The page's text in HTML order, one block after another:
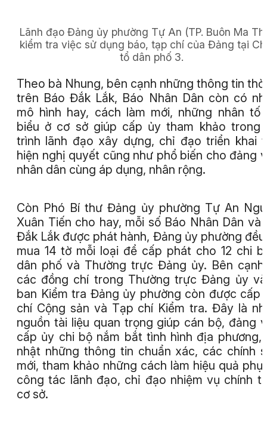
Lãnh đạo Đảng ủy phường Tự An (TP. Buôn Ma
kiểm tra việc sử dụng báo, tạp chí của Đảng tại
tổ dân phố 3.
Theo bà Nhung, bên cạnh những thông tin
trên Báo Đắk Lắk, Báo Nhân Dân còn có
mô hình hay, cách làm mới, những nhân tố
biểu ở cơ sở giúp cấp ủy tham khảo trong
trình lãnh đạo xây dựng, chỉ đạo triển khai
hiện nghị quyết cũng như phổ biến cho đảng
nhân dân cùng áp dụng, nhân rộng.
Còn Phó Bí thư Đảng ủy phường Tự An
Xuân Tiến cho hay, mỗi số Báo Nhân Dân và
Đắk Lắk được phát hành, Đảng ủy phường
mua 14 tờ mỗi loại để cấp phát cho 12 chi
dân phố và Thường trực Đảng ủy. Bên
các đồng chí trong Thường trực Đảng ủy
ban Kiểm tra Đảng ủy phường còn được cấp
chí Cộng sản và Tạp chí Kiểm tra. Đây là
nguồn tài liệu quan trọng giúp cán bộ, đảng
cấp ủy chi bộ nắm bắt tình hình địa phương,
nhật những thông tin chuẩn xác, các chính
mới, tham khảo những cách làm hiệu quả
công tác lãnh đạo, chỉ đạo nhiệm vụ chính
cơ sở.